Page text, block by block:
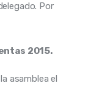
Por
2015.
asamblea el